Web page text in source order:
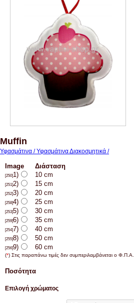
Muffin
Υφασμάτινα / Υφασμάτινα Διακοσμητικά /
Image Διάσταση
[250] 1) 10 cm
[251]2) 15 cm
[252]3) 20 cm
[258]4) 25 cm
[253]5) 30 cm
[259]6) 35 cm
[254]7) 40 cm
[255]8) 50 cm
[256]9) 60 cm
(*) Στις παραπάνω τιμές δεν συμπεριλαμβάνεται ο Φ.Π.Α.
Ποσότητα
Επιλογή χρώματος